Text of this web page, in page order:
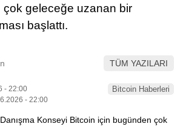
LinkedIn
çok geleceğe uzanan bir
başlattı.
TÜM YAZILARI
- 22:00
- 22:00
Bitcoin Haberleri